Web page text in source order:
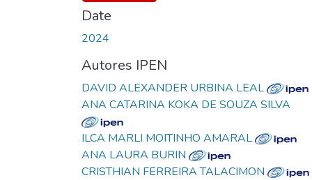
Date
2024
Autores IPEN
DAVID ALEXANDER URBINA LEAL
ANA CATARINA KOKA DE SOUZA SILVA
ILCA MARLI MOITINHO AMARAL
ANA LAURA BURIN
CRISTHIAN FERREIRA TALACIMON